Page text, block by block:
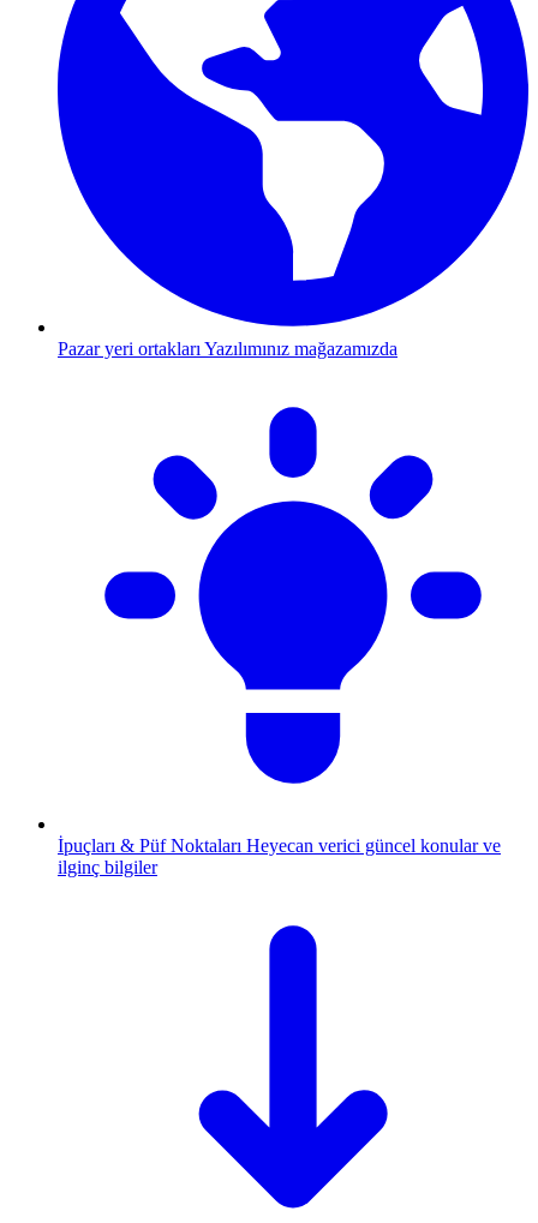
Pazar yeri ortakları Yazılımınız mağazamızda
İpuçları & Püf Noktaları Heyecan verici güncel konular ve
ilginç bilgiler